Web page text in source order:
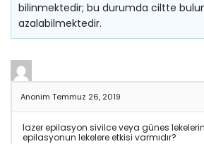
bilinmektedir; bu durumda ciltte
azalabilmektedir.
Anonim Temmuz 26, 2019
lazer epilasyon sivilce veya günes
epilasyonun lekelere etkisi varmıdır?